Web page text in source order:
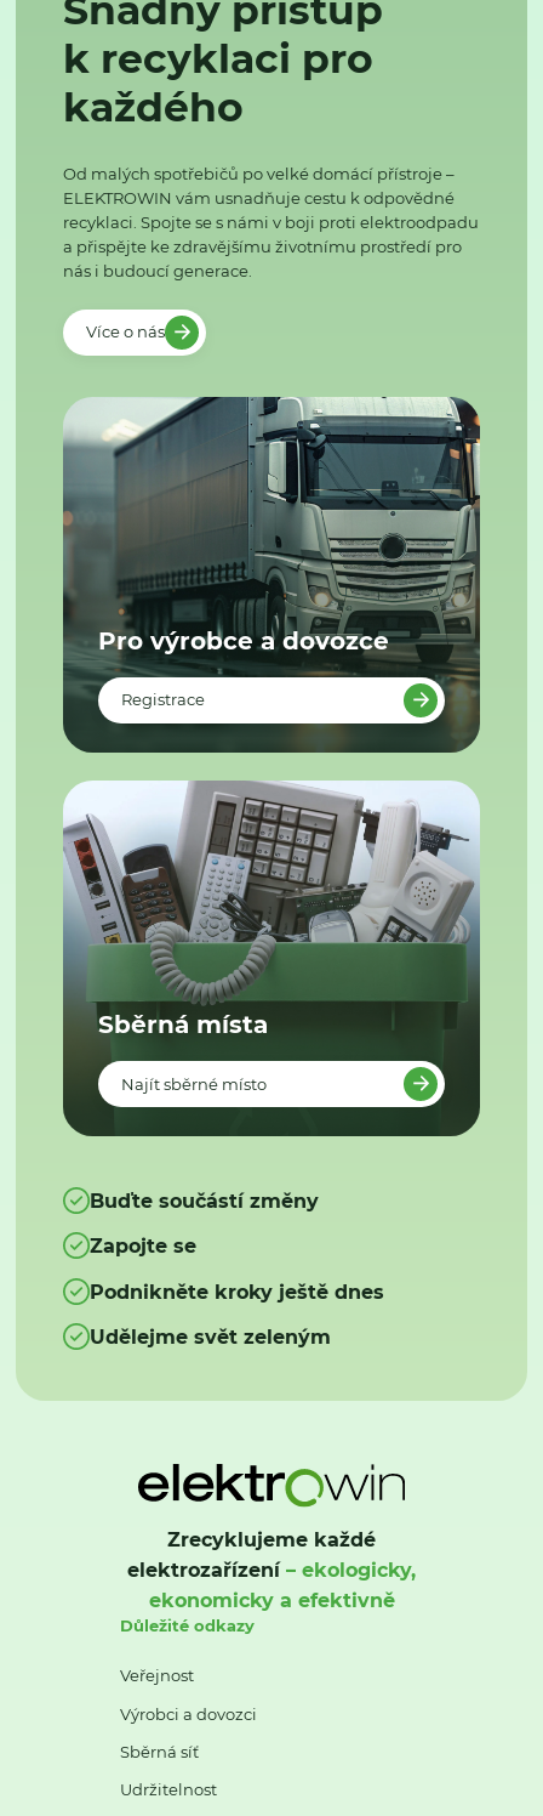
Snadný přístup
k recyklaci pro
každého
Od malých spotřebičů po velké domácí přístroje –
ELEKTROWIN vám usnadňuje cestu k odpovědné
recyklaci. Spojte se s námi v boji proti elektroodpadu
a přispějte ke zdravějšímu životnímu prostředí pro
nás i budoucí generace.
Více o nás
Pro výrobce a dovozce
Registrace
Sběrná místa
Najít sběrné místo
Buďte součástí změny
Zapojte se
Podnikněte kroky ještě dnes
Udělejme svět zeleným
Zrecyklujeme každé
elektrozařízení– ekologicky,
ekonomicky a efektivně
Důležité odkazy
Veřejnost
Výrobci a dovozci
Sběrná síť
Udržitelnost